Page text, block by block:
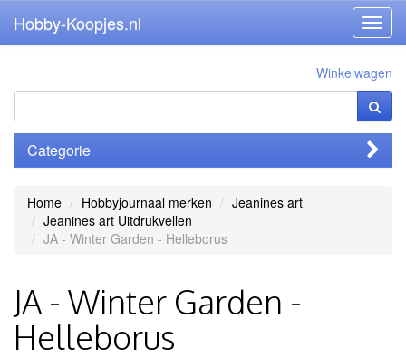
Hobby-Koopjes.nl
Winkelwagen
Categorie
Home Hobbyjournaal merken
Jeanines art
Jeanines art Uitdrukvellen
JA - Winter Garden - Helleborus
JA - Winter Garden -
Helleborus